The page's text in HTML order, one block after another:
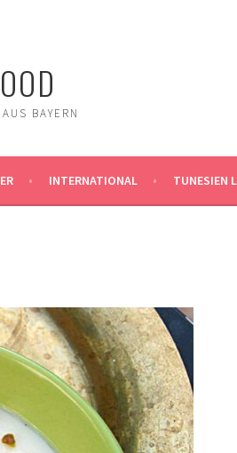
BAYERN
INTERNATIONAL TUNESIEN